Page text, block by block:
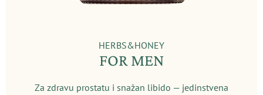
HERBS&HONEY
FOR MEN
Za zdravu prostatu i snažan libido — jedinstvena